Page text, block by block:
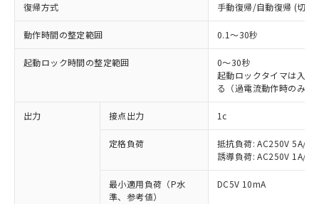
復帰方式 手動復帰/自動復帰 (切替)
動作時間の整定範囲 0.1～30秒
起動ロック時間の整定範囲
0～30秒
起動ロックタイマは入力
る（過電流動作時のみ有
出力 接点出力 1c
定格負荷
抵抗負荷: AC250V 5A/
誘導負荷: AC250V 1A/
最小適用負荷（P水
準、参考値）
DC5V 10mA